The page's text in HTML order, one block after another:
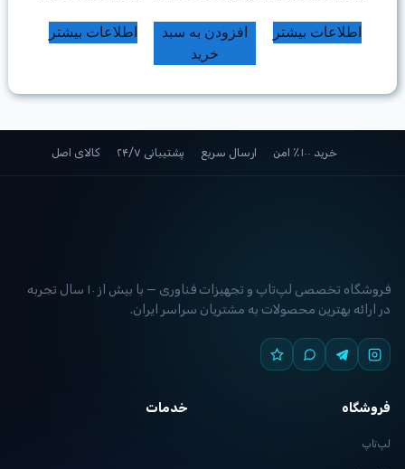
اطلاعات بیشتر
افزودن به سبد
خرید
اطلاعات بیشتر
خرید ۱۰۰٪ امن ارسال سریع پشتیبانی ۲۴/۷ کالای اصل
فروشگاه تخصصی لپ‌تاپ و تجهیزات فناوری — با بیش از ۱۰ سال تجربه
ارائه بهترین محصولات به مشتریان سراسر ایران.
خدمات